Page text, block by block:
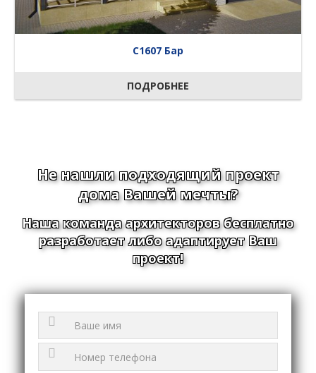
C1607 Бар
ПОДРОБНЕЕ
Не нашли подходящий проект
дома Вашей мечты?
Наша команда архитекторов бесплатно
разработает либо адаптирует Ваш
проект!